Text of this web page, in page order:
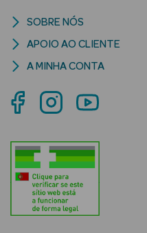
Solares Bebé e
Criança
Ver Tudo
Cosmética
Rosto
SOBRE NÓS
APOIO AO CLIENTE
A MINHA CONTA